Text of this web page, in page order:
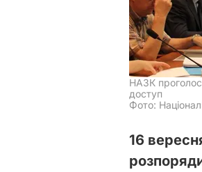
НАЗК
доступ
Фото:
16